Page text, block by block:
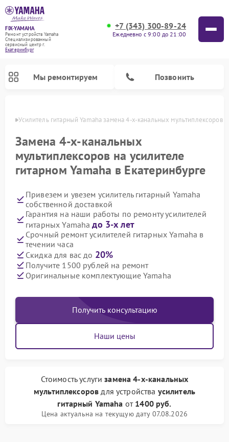
FIX-YAMAHA
Ремонт устройств Yamaha
Специализированный
cервисный центр г.
Екатеринбург
+7 (343) 300-89-24
Ежедневно с 9:00 до 21:00
Мы ремонтируем Позвонить
Усилитель гитарный Yamaha замена 4-х-канальных мультиплексоров
Замена 4-х-канальных
мультиплексоров на усилителе
гитарном Yamaha в Екатеринбурге
Привезем и увезем усилитель гитарный Yamaha
собственной доставкой
Гарантия на наши работы по ремонту усилителей
гитарных Yamahaдо 3-х лет
Срочный ремонт усилителей гитарных Yamaha в
течении часа
Скидка для вас до 20%
Получите 1500 рублей на ремонт
Оригинальные комплектующие Yamaha
Получить консультацию
Наши цены
Стоимость услугизамена 4-х-канальных
мультиплексоров для устройства усилитель
гитарный Yamaha от 1400 руб.
Цена актуальна на текущую дату 07.08.2026